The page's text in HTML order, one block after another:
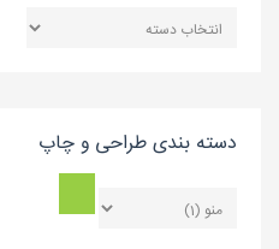
بندی
دسته بندی طراحی و چاپ